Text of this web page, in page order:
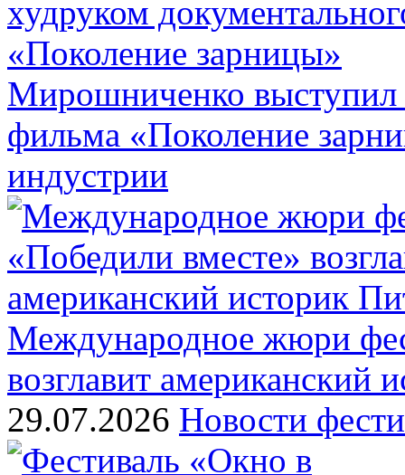
Мирошниченко выступил
фильма «Поколение
индустрии
Международное жюри
возглавит американский
29.07.2026 Новости